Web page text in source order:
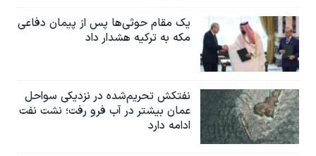
یک مقام حوثی‌ها پس از پیمان دفاعی
مکه به ترکیه هشدار داد
نفتکش تحریم‌شده در نزدیکی سواحل
عمان بیشتر در آب فرو رفت؛ نشت نفت
ادامه دارد